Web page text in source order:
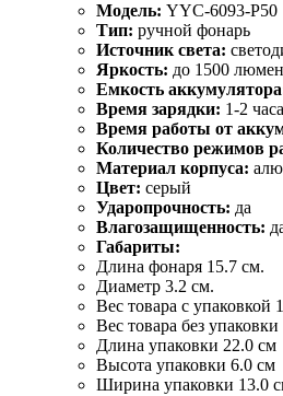
Модель: YYC-6093-P50
Тип: ручной фонарь
Источник света:
Яркость: до 1500 люмен
Емкость
Время зарядки: 1-2 часа
Время работы от
Количество режимов
Материал корпуса:
Цвет: серый
Ударопрочность: да
Влагозащищенность:
Габариты:
Длина фонаря 15.7 см.
Диаметр 3.2 см.
Вес товара с упаковкой
Вес товара без упаковки
Длина упаковки 22.0 см
Высота упаковки 6.0 см
Ширина упаковки 13.0